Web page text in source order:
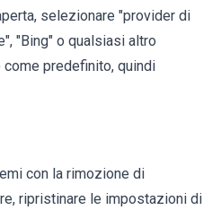
selezionare "provider di
"Bing" o qualsiasi altro
predefinito, quindi
con la rimozione di
ripristinare le impostazioni di